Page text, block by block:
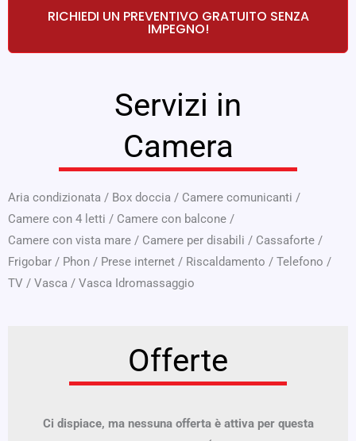
RICHIEDI UN PREVENTIVO GRATUITO SENZA
IMPEGNO!
Servizi in
Camera
Aria condizionata / Box doccia / Camere comunicanti /
Camere con 4 letti / Camere con balcone /
Camere con vista mare / Camere per disabili / Cassaforte /
Frigobar / Phon / Prese internet / Riscaldamento / Telefono /
TV / Vasca / Vasca Idromassaggio
Offerte
Ci dispiace, ma nessuna offerta è attiva per questa